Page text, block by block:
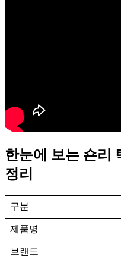
한눈에 보는 숀리
정리
구분
제품명
브랜드